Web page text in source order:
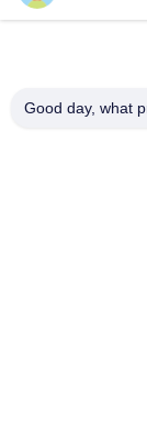
Good day, what